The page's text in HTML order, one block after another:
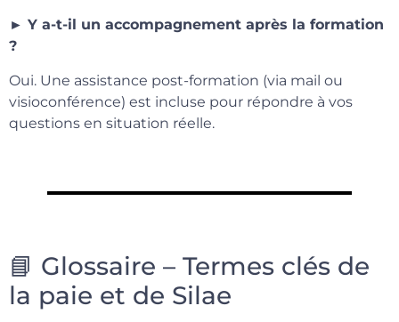
► Y a-t-il un accompagnement après la formation
?
Oui. Une assistance post-formation (via mail ou
visioconférence) est incluse pour répondre à vos
questions en situation réelle.
📘 Glossaire – Termes clés de
la paie et de Silae